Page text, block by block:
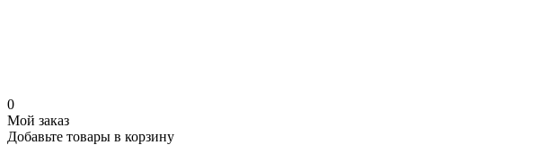
0
Мой заказ
Добавьте товары в корзину